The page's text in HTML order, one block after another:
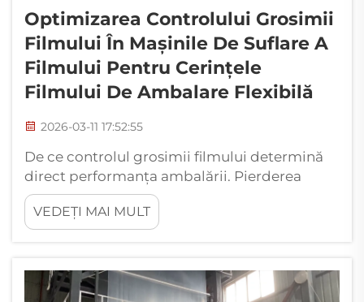
Optimizarea Controlului Grosimii
Filmului În Mașinile De Suflare A
Filmului Pentru Cerințele
Filmului De Ambalare Flexibilă
2026-03-11 17:52:55
De ce controlul grosimii filmului determină
direct performanța ambalării. Pierderea
rezistenței mecanice datorită variației de ±8%
a grosimii în straturile termosudabile. Atunci
când grosimea filmului nu este constantă, în
variază cu mai mult de aproximativ 8%, ...
VEDEȚI MAI MULT